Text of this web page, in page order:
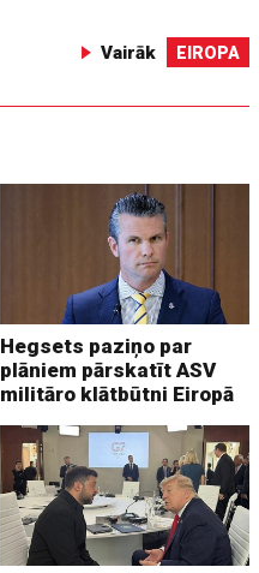
Vairāk EIROPA
Hegsets paziņo par
plāniem pārskatīt ASV
militāro klātbūtni Eiropā